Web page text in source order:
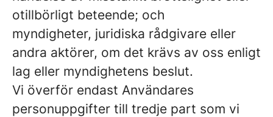
otillbörligt beteende; och
myndigheter, juridiska rådgivare eller
andra aktörer, om det krävs av oss enligt
lag eller myndighetens beslut.
Vi överför endast Användares
personuppgifter till tredje part som vi